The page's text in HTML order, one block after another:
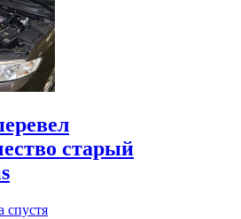
старый
спустя